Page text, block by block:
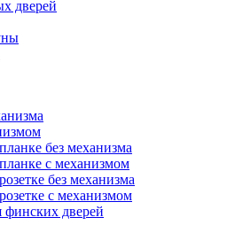
дверей
без механизма
с механизмом
без механизма
с механизмом
дверей